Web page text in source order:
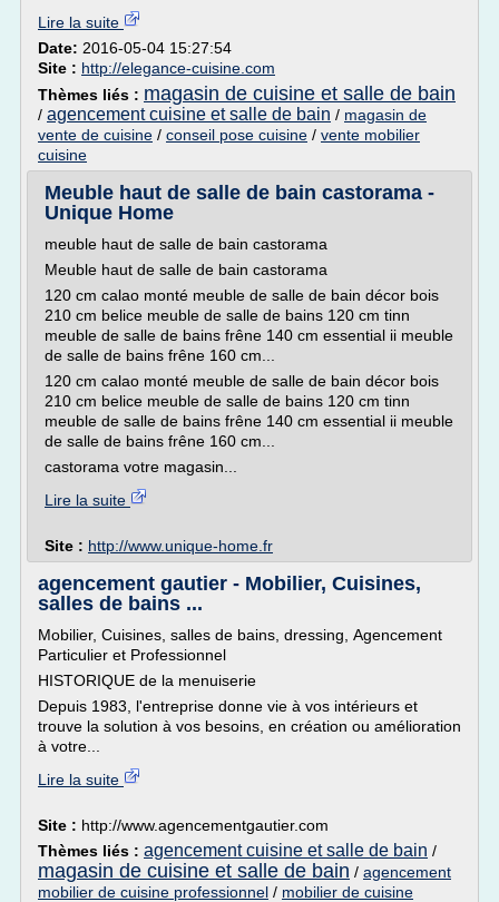
Lire la suite
Date: 2016-05-04 15:27:54
Site : http://elegance-cuisine.com
Thèmes liés : magasin de cuisine et salle de bain
/ agencement cuisine et salle de bain / magasin de
vente de cuisine / conseil pose cuisine / vente mobilier
cuisine
Meuble haut de salle de bain castorama -
Unique Home
meuble haut de salle de bain castorama
Meuble haut de salle de bain castorama
120 cm calao monté meuble de salle de bain décor bois
210 cm belice meuble de salle de bains 120 cm tinn
meuble de salle de bains frêne 140 cm essential ii meuble
de salle de bains frêne 160 cm...
120 cm calao monté meuble de salle de bain décor bois
210 cm belice meuble de salle de bains 120 cm tinn
meuble de salle de bains frêne 140 cm essential ii meuble
de salle de bains frêne 160 cm...
castorama votre magasin...
Lire la suite
Site : http://www.unique-home.fr
agencement gautier - Mobilier, Cuisines,
salles de bains ...
Mobilier, Cuisines, salles de bains, dressing, Agencement
Particulier et Professionnel
HISTORIQUE de la menuiserie
Depuis 1983, l'entreprise donne vie à vos intérieurs et
trouve la solution à vos besoins, en création ou amélioration
à votre...
Lire la suite
Site : http://www.agencementgautier.com
Thèmes liés : agencement cuisine et salle de bain /
magasin de cuisine et salle de bain / agencement
mobilier de cuisine professionnel / mobilier de cuisine